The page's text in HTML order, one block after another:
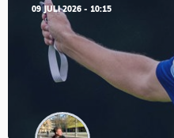
09 JULI 2026 - 10:15